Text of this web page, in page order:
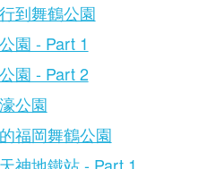
到舞鶴公園
園 - Part 1
園 - Part 2
公園
福岡舞鶴公園